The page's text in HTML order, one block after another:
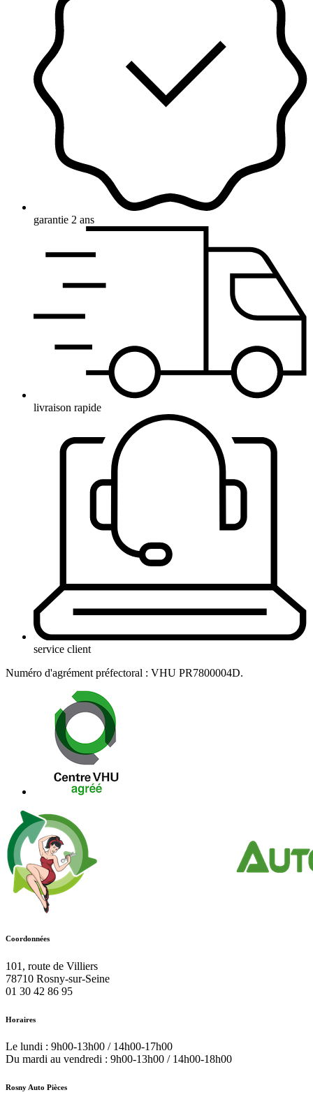
garantie 2 ans
livraison rapide
service client
Numéro d'agrément préfectoral : VHU PR7800004D.
Coordonnées
101, route de Villiers
78710 Rosny-sur-Seine
01 30 42 86 95
Horaires
Le lundi : 9h00-13h00 / 14h00-17h00
Du mardi au vendredi : 9h00-13h00 / 14h00-18h00
Rosny Auto Pièces